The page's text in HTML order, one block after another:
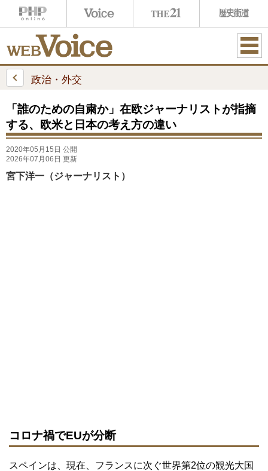
ME
政治・外交
「誰のための自粛か」在欧ジャーナリストが指摘
する、欧米と日本の考え方の違い
2020年05月15日 公開
2026年07月06日 更新
宮下洋一（ジャーナリスト）
コロナ禍でEUが分断
スペインは、現在、フランスに次ぐ世界第2位の観光大国